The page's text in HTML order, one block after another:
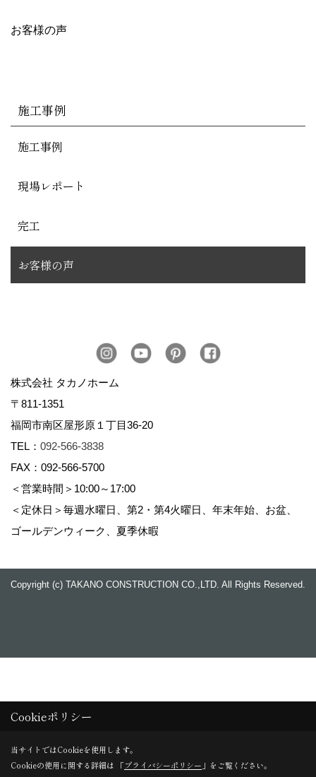
お客様の声
施工事例
施工事例
現場レポート
完工
お客様の声
株式会社 タカノホーム
〒811-1351
福岡市南区屋形原１丁目36-20
TEL： 092-566-3838
FAX：092-566-5700
＜営業時間＞10:00～17:00
＜定休日＞毎週水曜日、第2・第4火曜日、年末年始、お盆、
ゴールデンウィーク、夏季休暇
Copyright (c) TAKANO CONSTRUCTION CO.,LTD. All Rights Reserved.
Cookieポリシー
当サイトではCookieを使用します。
Cookieの使用に関する詳細は 「プライバシーポリシー 」をご覧ください。